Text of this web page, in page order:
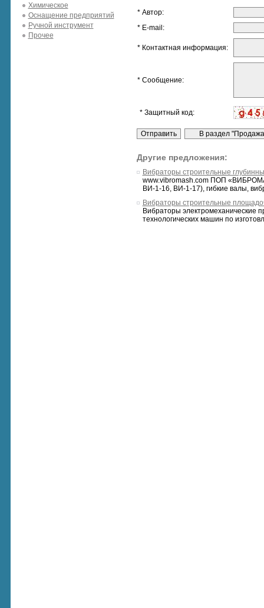
Химическое
Оснащение предприятий
Ручной инструмент
Прочее
* Автор:
* E-mail:
* Контактная информация:
* Сообщение:
* Защитный код:
Другие предложения:
Вибраторы строительные
www.vibromash.com ПОП
ВИ-1-16, ВИ-1-17), гибкие валы,
Вибраторы строительные
Вибраторы электромеханические
технологических машин по